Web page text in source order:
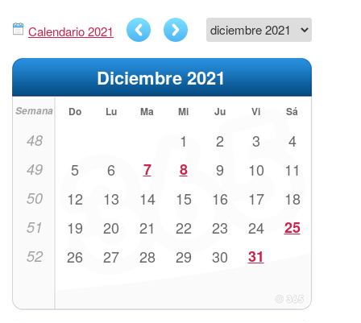
Calendario 2021
Diciembre 2021
Semana Do Lu Ma Mi Ju Vi Sá
48 1 2 3 4
49 5 6 7 8 9 10 11
50 12 13 14 15 16 17 18
51 19 20 21 22 23 24 25
52 26 27 28 29 30 31